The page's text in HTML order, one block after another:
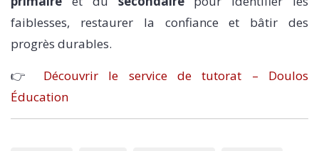
faiblesses, restaurer la confiance et bâtir des
progrès durables.
👉 Découvrir le service de tutorat – Doulos
Éducation